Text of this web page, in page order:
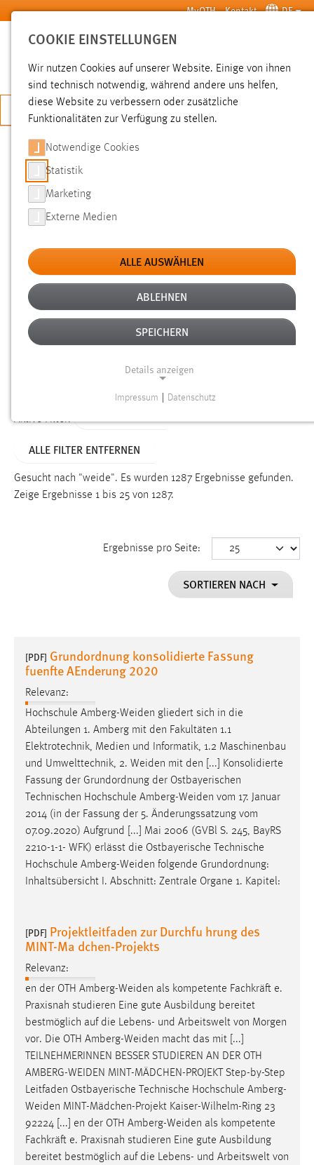
Zum Hauptinhalt springen MyOTH Kontakt DE
SUCHE
JETZT BEWERBEN
SUCHE
FILTER
Typ
Erstellungsdatum
Alter
Aktive Filter:
ALLE FILTER ENTFERNEN
Gesucht nach "weide". Es wurden 1287 Ergebnisse gefunden.
Zeige Ergebnisse 1 bis 25 von 1287.
Ergebnisse pro Seite:
SORTIEREN NACH
[PDF] Grundordnung konsolidierte Fassung
fuenfte AEnderung 2020
Relevanz:
Hochschule Amberg-Weiden gliedert sich in die
Abteilungen 1. Amberg mit den Fakultäten 1.1
Elektrotechnik, Medien und Informatik, 1.2 Maschinenbau
und Umwelttechnik, 2. Weiden mit den [...] Konsolidierte
Fassung der Grundordnung der Ostbayerischen
Technischen Hochschule Amberg-Weiden vom 17. Januar
2014 (in der Fassung der 5. Änderungssatzung vom
07.09.2020) Aufgrund [...] Mai 2006 (GVBl S. 245, BayRS
2210-1-1- WFK) erlässt die Ostbayerische Technische
Hochschule Amberg-Weiden folgende Grundordnung:
Inhaltsübersicht I. Abschnitt: Zentrale Organe 1. Kapitel:
[PDF] Projektleitfaden zur Durchfu hrung des
MINT-Ma dchen-Projekts
Relevanz:
en der OTH Amberg-Weiden als kompetente Fachkräft e.
Praxisnah studieren Eine gute Ausbildung bereitet
bestmöglich auf die Lebens- und Arbeitswelt von Morgen
vor. Die OTH Amberg-Weiden macht das mit [...]
TEILNEHMERINNEN BESSER STUDIEREN AN DER OTH
AMBERG-WEIDEN MINT-MÄDCHEN-PROJEKT Step-by-Step
Leitfaden Ostbayerische Technische Hochschule Amberg-
Weiden MINT-Mädchen-Projekt Kaiser-Wilhelm-Ring 23
92224 [...] en der OTH Amberg-Weiden als kompetente
Fachkräft e. Praxisnah studieren Eine gute Ausbildung
bereitet bestmöglich auf die Lebens- und Arbeitswelt von
COOKIE EINSTELLUNGEN
Wir nutzen Cookies auf unserer Website. Einige von ihnen
sind technisch notwendig, während andere uns helfen,
diese Website zu verbessern oder zusätzliche
Funktionalitäten zur Verfügung zu stellen.
Notwendige Cookies
Statistik
Marketing
Externe Medien
ALLE AUSWÄHLEN
ABLEHNEN
SPEICHERN
Details anzeigen
Funktionen und sind für die einwandfreie Funktion der
Einverständnis
cookie_consent
Dieser Cookie speichert die ausgewählten Einverständnis-
Name:
staticfilecache
Zweck:
Für performante Seitenauslieferung wird in diesem Cookie
gespeichert, ob man eingeloggt ist.
Sprachpräferenz
Name:
site-language-preference
Cookie Laufzeit:
30 Tage
Chat
Name:
chat-frame-style-5e9dbeb1811c0446
Zweck:
Wird benötigt um die Chatfunktion nutzen zu können.
Cookie Laufzeit:
MibewSessionID, mibew-chat-frame-style-
5e9dbeb1811c0446 = Sitzungslaufzeit, mibew_locale = 3
Jahre, MIBEW_UserID = 1 Jahr
Impressum Datenschutz